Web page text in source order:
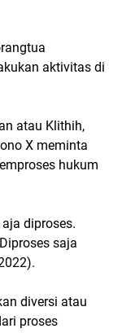
aktivitas di
atau Klithih,
X meminta
hukum
diproses.
saja
diversi atau
proses